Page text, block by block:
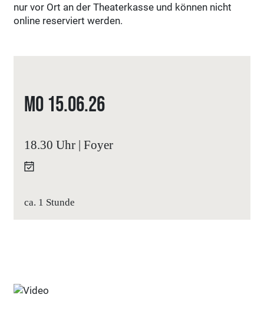
nur vor Ort an der Theaterkasse und können nicht
online reserviert werden.
Mo15.06.26
18.30 Uhr | Foyer
ca. 1 Stunde